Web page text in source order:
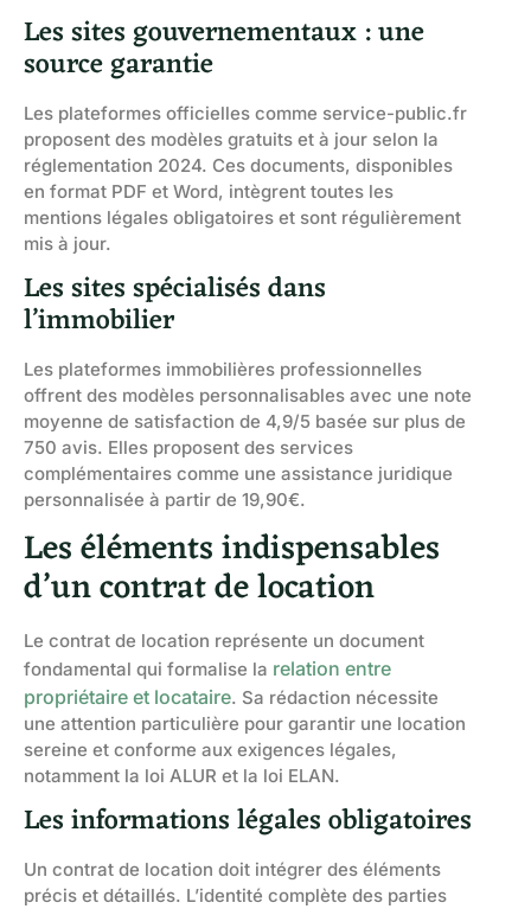
Les sites gouvernementaux : une
source garantie
Les plateformes officielles comme service-public.fr
proposent des modèles gratuits et à jour selon la
réglementation 2024. Ces documents, disponibles
en format PDF et Word, intègrent toutes les
mentions légales obligatoires et sont régulièrement
mis à jour.
Les sites spécialisés dans
l’immobilier
Les plateformes immobilières professionnelles
offrent des modèles personnalisables avec une note
moyenne de satisfaction de 4,9/5 basée sur plus de
750 avis. Elles proposent des services
complémentaires comme une assistance juridique
personnalisée à partir de 19,90€.
Les éléments indispensables
d’un contrat de location
Le contrat de location représente un document
fondamental qui formalise la relation entre
propriétaire et locataire. Sa rédaction nécessite
une attention particulière pour garantir une location
sereine et conforme aux exigences légales,
notamment la loi ALUR et la loi ELAN.
Les informations légales obligatoires
Un contrat de location doit intégrer des éléments
précis et détaillés. L’identité complète des parties